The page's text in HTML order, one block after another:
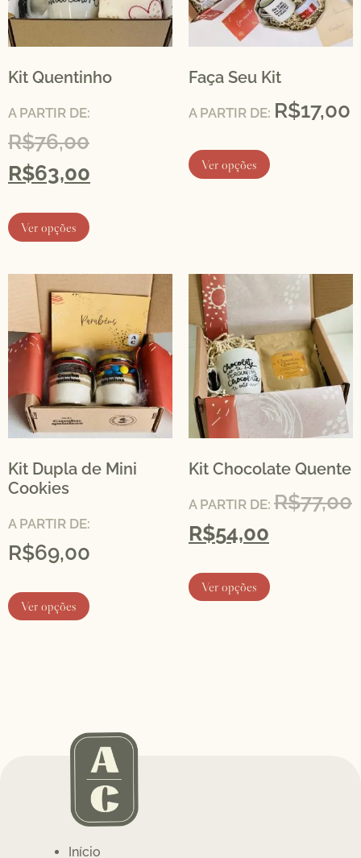
Kit Quentinho
A PARTIR DE:
R$76,00
R$63,00
Ver opções
Faça Seu Kit
A PARTIR DE: R$17,00
Ver opções
Kit Dupla de Mini
Cookies
A PARTIR DE:
R$69,00
Ver opções
Kit Chocolate Quente
A PARTIR DE: R$77,00
R$54,00
Ver opções
Início